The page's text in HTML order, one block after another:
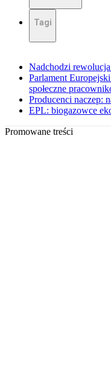
Tagi
Nadchodzi
Parlament
społeczne
Producenci naczep:
EPL: biogazowce
Promowane treści